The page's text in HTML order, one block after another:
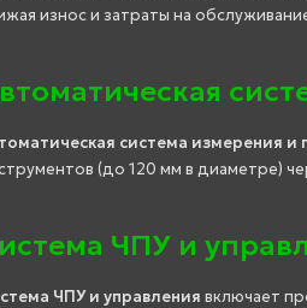
износ и затраты на
система измерения и
(до 120 мм в диаметре)
ЧПУ и
ЧПУ и управления включает